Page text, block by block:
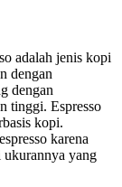
adalah jenis kopi
dengan
dengan
tinggi. Espresso
kopi.
karena
ukurannya yang